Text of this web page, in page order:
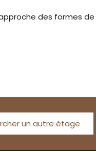
des formes de
un autre étage